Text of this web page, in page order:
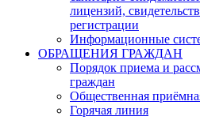
лицензий,
регистрации
Информационные
ОБРАЩЕНИЯ ГРАЖДАН
Порядок приема и
граждан
Общественная
Горячая линия